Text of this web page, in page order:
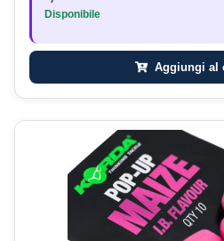
Disponibile
Aggiungi al